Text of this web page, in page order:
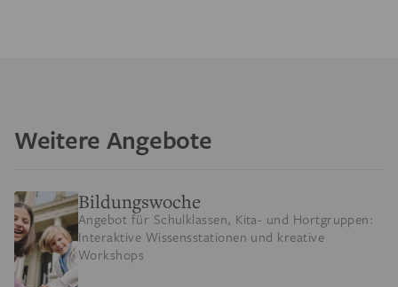
Weitere Angebote
Bildungswoche
Angebot für Schulklassen, Kita- und Hortgruppen:
Interaktive Wissensstationen und kreative
Workshops